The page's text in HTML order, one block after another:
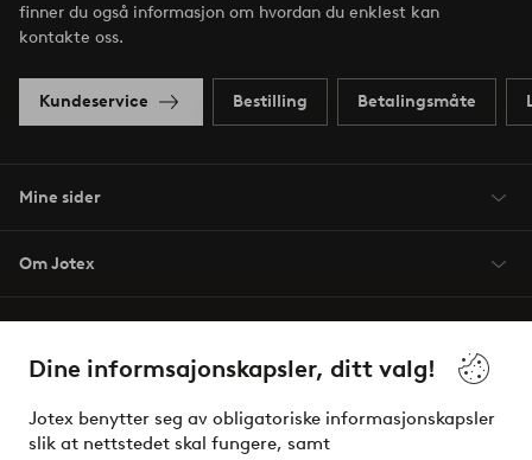
Dine informsajonskapsler, ditt valg!
Jotex benytter seg av obligatoriske informasjonskapsler
slik at nettstedet skal fungere, samt
finner du også informasjon om hvordan du enklest kan
kontakte oss.
Kundeservice Bestilling Betalingsmåte
Mine sider
Om Jotex